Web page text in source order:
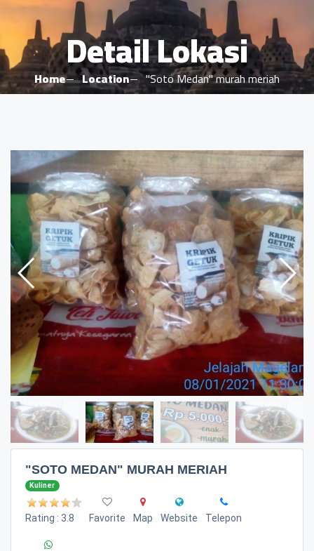
Detail Lokasi
Home Location "Soto Medan" murah meriah
"SOTO MEDAN" MURAH MERIAH
Kuliner
Rating : 3.8 Favorite Map Website Telepon